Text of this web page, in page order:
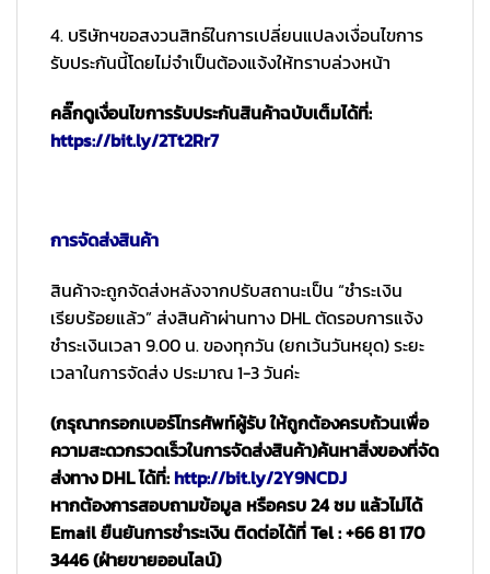
4. บริษัทฯขอสงวนสิทธ์ในการเปลี่ยนแปลงเงื่อนไขการ
รับประกันนี้โดยไม่จำเป็นต้องแจ้งให้ทราบล่วงหน้า
คลิ๊กดูเงื่อนไขการรับประกันสินค้าฉบับเต็มได้ที่:
https://bit.ly/2Tt2Rr7
การจัดส่งสินค้า
สินค้าจะถูกจัดส่งหลังจากปรับสถานะเป็น “ชำระเงิน
เรียบร้อยแล้ว” ส่งสินค้าผ่านทาง DHL ตัดรอบการแจ้ง
ชำระเงินเวลา 9.00 น. ของทุกวัน (ยกเว้นวันหยุด) ระยะ
เวลาในการจัดส่ง ประมาณ 1-3 วันค่ะ
(กรุณากรอกเบอร์โทรศัพท์ผู้รับ ให้ถูกต้องครบถ้วนเพื่อ
ความสะดวกรวดเร็วในการจัดส่งสินค้า)ค้นหาสิ่งของที่จัด
ส่งทาง DHL ได้ที่:http://bit.ly/2Y9NCDJ
หากต้องการสอบถามข้อมูล หรือครบ 24 ชม แล้วไม่ได้
Email ยืนยันการชำระเงิน ติดต่อได้ที่ Tel : +66 81 170
3446 (ฝ่ายขายออนไลน์)